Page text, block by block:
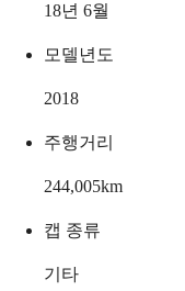
18년 6월
모델년도
2018
주행거리
244,005km
캡 종류
기타